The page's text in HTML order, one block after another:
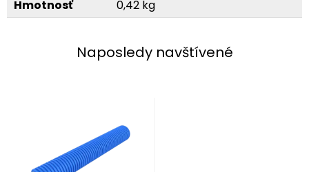
Hmotnosť 0,42 kg
Naposledy navštívené